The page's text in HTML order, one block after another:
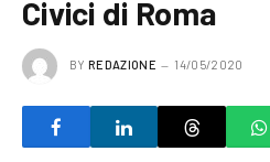
Civici di Roma
BY REDAZIONE 14/05/2020